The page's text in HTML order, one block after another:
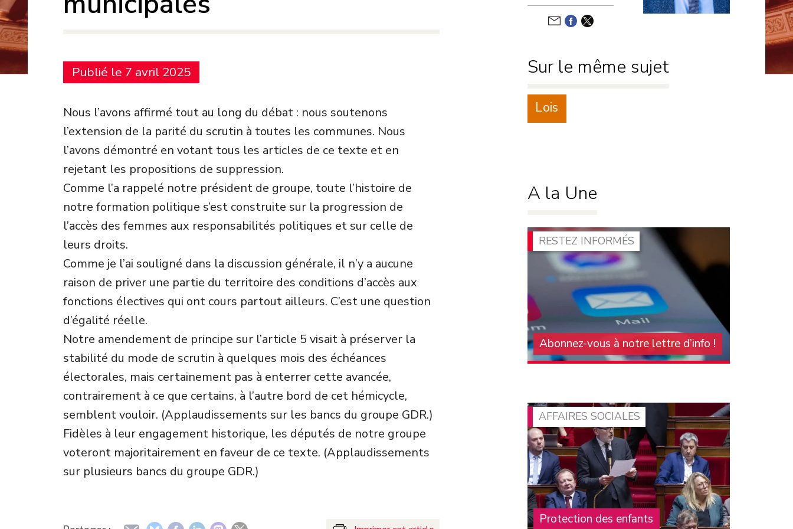
Développement
Défense nationale
Publié le 7 avril 2025
Nous l’avons affirmé tout au long du débat : nous soutenons
l’extension de la parité du scrutin à toutes les communes. Nous
l’avons démontré en votant tous les articles de ce texte et en
rejetant les propositions de suppression.
Comme l’a rappelé notre président de groupe, toute l’histoire de
notre formation politique s’est construite sur la progression de
l’accès des femmes aux responsabilités politiques et sur celle de
leurs droits.
Comme je l’ai souligné dans la discussion générale, il n’y a aucune
raison de priver une partie du territoire des conditions d’accès aux
fonctions électives qui ont cours partout ailleurs. C’est une question
d’égalité réelle.
Notre amendement de principe sur l’article 5 visait à préserver la
stabilité du mode de scrutin à quelques mois des échéances
électorales, mais certainement pas à enterrer cette avancée,
contrairement à ce que certains, à l’autre bord de cet hémicycle,
semblent vouloir. (Applaudissements sur les bancs du groupe GDR.)
Fidèles à leur engagement historique, les députés de notre groupe
voteront majoritairement en faveur de ce texte. (Applaudissements
sur plusieurs bancs du groupe GDR.)
Sur le même sujet
Lois
A la Une
RESTEZ INFORMÉS
Abonnez-vous à notre lettre d’info !
Pour vous tenir au courant de l'actualité du
connaître et la diffuser !
AFFAIRES SOCIALES
Protection des enfants